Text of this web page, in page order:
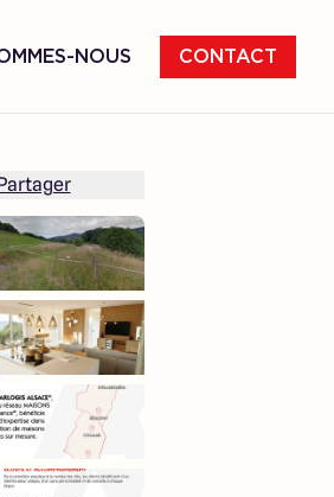
NOUS CONTACT
Cette maison est totalement adaptable
à vos envies et besoins